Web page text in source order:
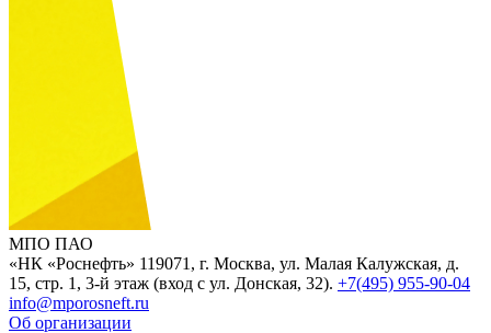
МПО ПАО
«НК «Роснефть» 119071, г. Москва, ул. Малая Калужская, д.
15, стр. 1, 3-й этаж (вход с ул. Донская, 32). +7(495) 955-90-04
info@mporosneft.ru
Об организации